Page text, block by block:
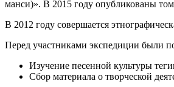
манси)». В 2015 году опубликованы
В 2012 году совершается
Перед участниками экспедиции были
Изучение песенной культуры
Сбор материала о творческой